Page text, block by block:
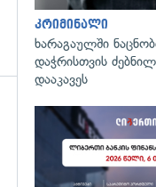
გადახედვა
კრიმინალი
ხარაგაულში
დაჭრისთვის
დააკავეს